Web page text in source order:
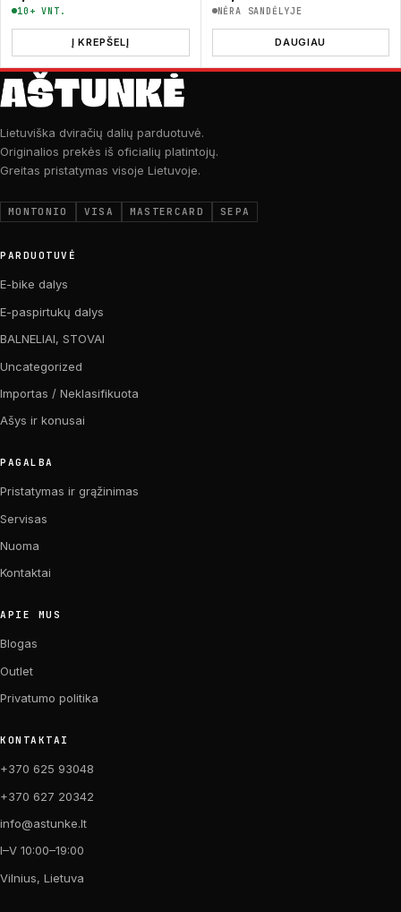
10+ VNT.
Į KREPŠELĮ
NĖRA SANDĖLYJE
DAUGIAU
Lietuviška dviračių dalių parduotuvė.
Originalios prekės iš oficialių platintojų.
Greitas pristatymas visoje Lietuvoje.
MONTONIO VISA MASTERCARD SEPA
PARDUOTUVĖ
E-bike dalys
E-paspirtukų dalys
BALNELIAI, STOVAI
Uncategorized
Importas / Neklasifikuota
Ašys ir konusai
PAGALBA
Pristatymas ir grąžinimas
Servisas
Nuoma
Kontaktai
APIE MUS
Blogas
Outlet
Privatumo politika
KONTAKTAI
+370 625 93048
+370 627 20342
info@astunke.lt
I–V 10:00–19:00
Vilnius, Lietuva